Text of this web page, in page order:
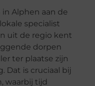
Alphen aan de
specialist
uit de regio kent
dorpen
ter plaatse zijn
Dat is cruciaal bij
waarbij tijd